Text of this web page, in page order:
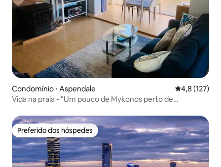
Condomínio ⋅ Aspendale 4,8 de uma
4,8 (127)
Vida na praia - "Um pouco de Mykonos perto de
Preferido dos hóspedes
Preferido dos hóspedes